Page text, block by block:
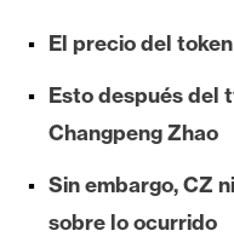
E
h
e
e
u
El precio del
Esto después del
Changpeng Zhao
Sin embargo, CZ
sobre lo ocurrido